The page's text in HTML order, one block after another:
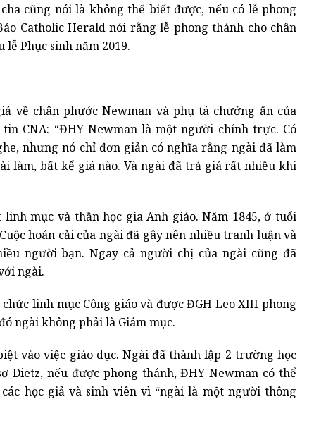
cũng nói là không thể biết được, nếu có lễ phong
Catholic Herald nói rằng lễ phong thánh cho chân
lễ Phục sinh năm 2019.
về chân phước Newman và phụ tá chưởng ấn của
CNA: “ĐHY Newman là một người chính trực. Có
nhưng nó chỉ đơn giản có nghĩa rằng ngài đã làm
làm, bất kể giá nào. Và ngài đã trả giá rất nhiều khi
mục và thần học gia Anh giáo. Năm 1845, ở tuổi
hoán cải của ngài đã gây nên nhiều tranh luận và
người bạn. Ngay cả người chị của ngài cũng đã
ngài.
linh mục Công giáo và được ĐGH Leo XIII phong
ngài không phải là Giám mục.
vào việc giáo dục. Ngài đã thành lập 2 trường học
Dietz, nếu được phong thánh, ĐHY Newman có thể
học giả và sinh viên vì “ngài là một người thông